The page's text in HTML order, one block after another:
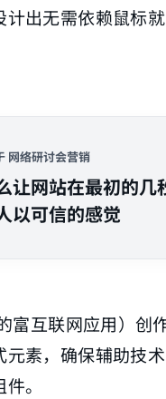
计出无需依赖鼠标
网络研讨会营销
让网站在最初的几
以可信的感觉
富互联网应用）创
元素，确保辅助技
。